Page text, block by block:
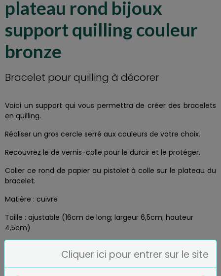
plateau rond bijoux
support quilling couleur
bronze
Bracelet pour quilling à décorer
Voici un support qui vous permettra de créer des bracelets
en quilling.
Réaliser un gros cercle serré aux couleurs de votre choix.
Recouvrez le de vernis-colle pour le durcir et le protéger.
Coller ce rond de papier au pistolet à colle sur le plateau du
bracelet.
Matière : cuivre
Taille : ajustable (16cm de long; largeur 6,5cm; hauteur
4,5cm)
Cliquer ici pour entrer sur le site